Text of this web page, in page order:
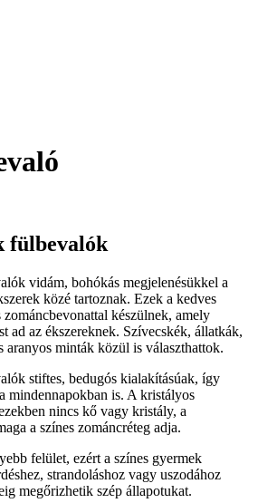
fülbevalók
vidám, bohókás megjelenésükkel a
közé tartoznak. Ezek a kedves
készülnek, amely
ad az ékszereknek. Szívecskék, állatkák,
aranyos minták közül is választhattok.
stiftes, bedugós kialakításúak, így
mindennapokban is. A kristályos
nincs kő vagy kristály, a
a színes zománcréteg adja.
felület, ezért a színes gyermek
strandoláshoz vagy uszodához
megőrizhetik szép állapotukat.